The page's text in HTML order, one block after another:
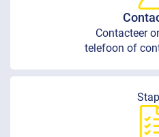
Contacteer
telefoon of